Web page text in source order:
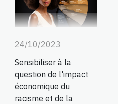
24/10/2023
Sensibiliser à la
question de l'impact
économique du
racisme et de la